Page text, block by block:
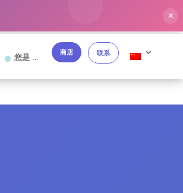
✕
您是 … 商店 联系